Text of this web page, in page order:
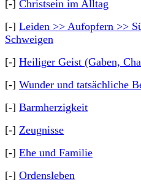
[-] Christsein im Alltag
[-] Leiden >> Aufopfern >>
Schweigen
[-] Heiliger Geist (Gaben,
[-] Wunder und tatsächliche
[-] Barmherzigkeit
[-] Zeugnisse
[-] Ehe und Familie
[-] Ordensleben